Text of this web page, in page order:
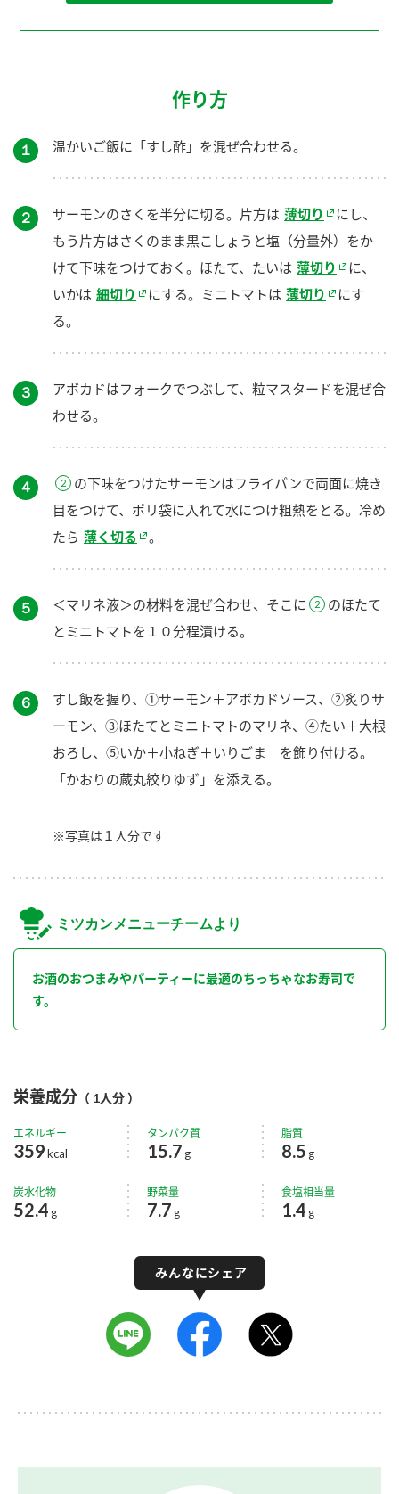
作り方
１ 温かいご飯に「すし酢」を混ぜ合わせる。
２ サーモンのさくを半分に切る。片方は 薄切り
にし、
もう片方はさくのまま黒こしょうと塩（分量外）をか
けて下味をつけておく。ほたて、たいは 薄切り
に、
いかは 細切り にする。ミニトマトは 薄切り
にす
る。
３
アボカドはフォークでつぶして、粒マスタードを混ぜ合
わせる。
４
の下味をつけたサーモンはフライパンで両面に焼き
目をつけて、ポリ袋に入れて水につけ粗熱をとる。冷め
たら 薄く切る 。
５ ＜マリネ液＞の材料を混ぜ合わせ、そこに
のほたて
とミニトマトを１０分程漬ける。
６
すし飯を握り、①サーモン＋アボカドソース、②炙りサ
ーモン、③ほたてとミニトマトのマリネ、④たい＋大根
おろし、⑤いか＋小ねぎ＋いりごま を飾り付ける。
「かおりの蔵丸絞りゆず」を添える。
※写真は１人分です
ミツカンメニューチームより
お酒のおつまみやパーティーに最適のちっちゃなお寿司で
す。
栄養成分 （ 1人分 ）
エネルギー
359kcal
タンパク質
15.7 g
脂質
8.5 g
炭水化物
52.4 g
野菜量
7.7 g
食塩相当量
1.4 g